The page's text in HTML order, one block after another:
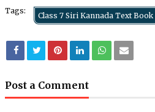
Tags:
Class 7 Siri Kannada Text
Post a Comment